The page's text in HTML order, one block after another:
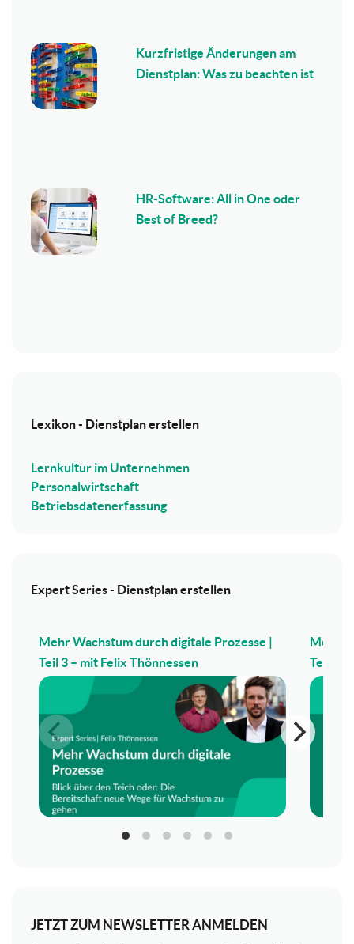
Kurzfristige Änderungen am
Dienstplan: Was zu beachten ist
HR-Software: All in One oder
Best of Breed?
Lexikon - Dienstplan erstellen
Lernkultur im Unternehmen
Personalwirtschaft
Betriebs­datenerfassung
Expert Series - Dienstplan erstellen
Mehr Wachstum durch digitale Prozesse |
Teil 3 – mit Felix Thönnessen
Mehr
Teil 2 –
JETZT ZUM NEWSLETTER ANMELDEN